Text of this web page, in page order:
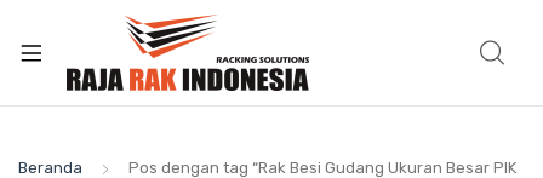
Beranda
Pos dengan tag “Rak Besi Gudang Ukuran Besar PIK